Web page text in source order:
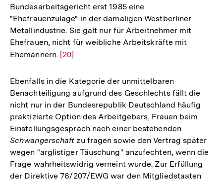
Bundesarbeitsgericht erst 1985 eine
"Ehefrauenzulage" in der damaligen Westberliner
Metallindustrie. Sie galt nur für Arbeitnehmer mit
Ehefrauen, nicht für weibliche Arbeitskräfte mit
Ehemännern. Zur
der
Fußnote
[20]
Ebenfalls in die Kategorie der unmittelbaren
Benachteiligung aufgrund des Geschlechts fällt die
nicht nur in der Bundesrepublik Deutschland häufig
praktizierte Option des Arbeitgebers, Frauen beim
Einstellungsgespräch nach einer bestehenden
Schwangerschaft zu fragen sowie den Vertrag später
wegen "arglistiger Täuschung" anzufechten, wenn die
Frage wahrheitswidrig verneint wurde. Zur Erfüllung
der Direktive 76/207/EWG war den Mitgliedstaaten